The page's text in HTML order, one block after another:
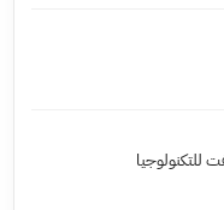
للتكنولوجيا